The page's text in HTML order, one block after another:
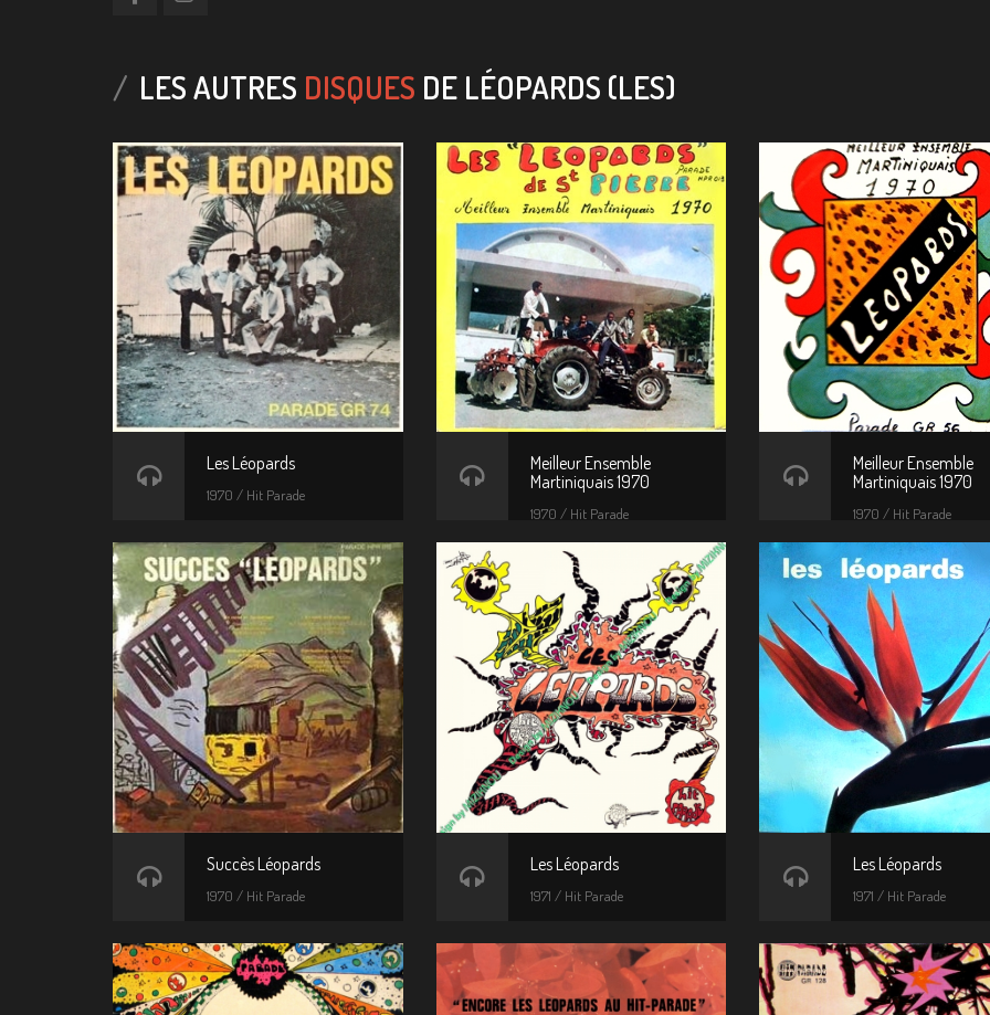
LES AUTRES DISQUES DE LÉOPARDS (LES)
Les Léopards
1970 / Hit Parade
Meilleur Ensemble
Martiniquais 1970
1970 / Hit Parade
Meilleur Ensemble
Martiniquais 1970
1970 / Hit Parade
Succès Léopards
1970 / Hit Parade
Les Léopards
1971 / Hit Parade
Les Léopards
1971 / Hit Parade